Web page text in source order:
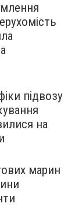
підвозу
на
марин